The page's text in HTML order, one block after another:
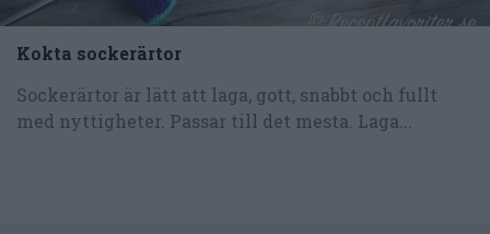
Kokta sockerärtor
Sockerärtor är lätt att laga, gott, snabbt och fullt
med nyttigheter. Passar till det mesta. Laga...